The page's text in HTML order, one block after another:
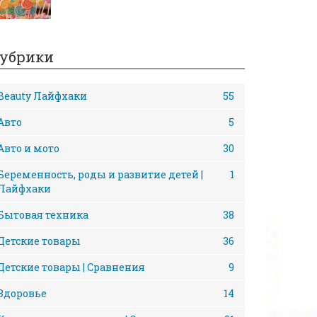
Лайфхаки
55
5
и мото
30
роды и развитие детей |
1
техника
38
товары
36
товары | Сравнения
9
14